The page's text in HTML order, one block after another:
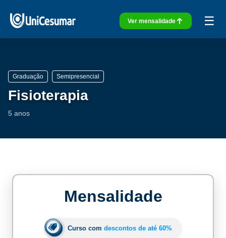
Ver mensalidade ☰
Graduação Semipresencial
Fisioterapia
5 anos
Mensalidade
Curso com descontos de até 60%